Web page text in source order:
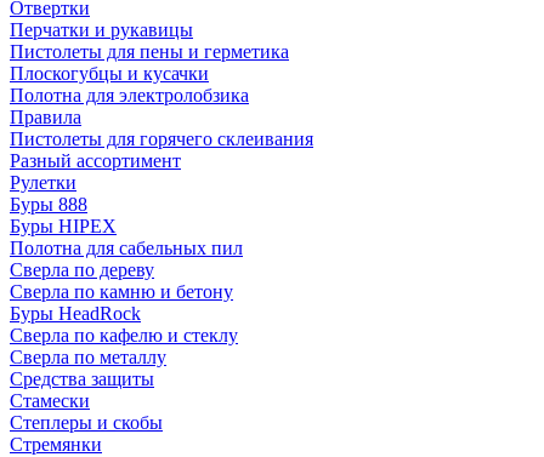
Отвертки
Перчатки и рукавицы
Пистолеты для пены и герметика
Плоскогубцы и кусачки
Полотна для электролобзика
Правила
Пистолеты для горячего склеивания
Разный ассортимент
Рулетки
Буры 888
Буры HIPEX
Полотна для сабельных пил
Сверла по дереву
Сверла по камню и бетону
Буры HeadRock
Сверла по кафелю и стеклу
Сверла по металлу
Средства защиты
Стамески
Степлеры и скобы
Стремянки